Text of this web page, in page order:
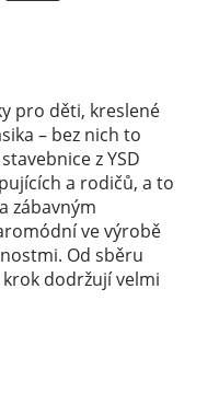
pro děti, kreslené
– bez nich to
z YSD
a rodičů, a to
zábavným
ve výrobě
Od sběru
dodržují velmi